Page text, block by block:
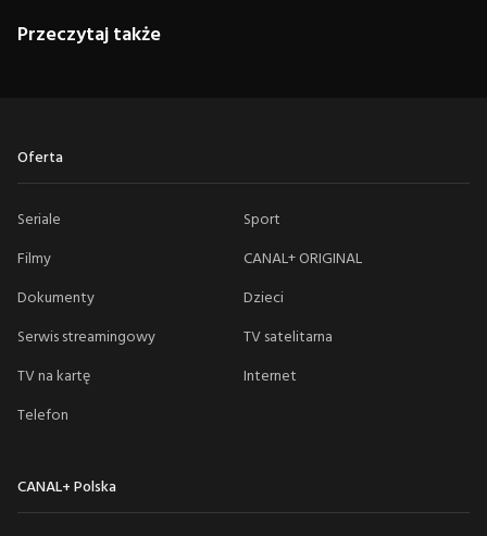
Przeczytaj także
Oferta
Seriale
Sport
Filmy
CANAL+ ORIGINAL
Dokumenty
Dzieci
Serwis streamingowy
TV satelitarna
TV na kartę
Internet
Telefon
CANAL+ Polska